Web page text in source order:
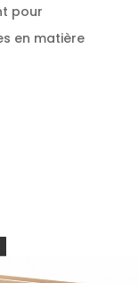
pour
en matière